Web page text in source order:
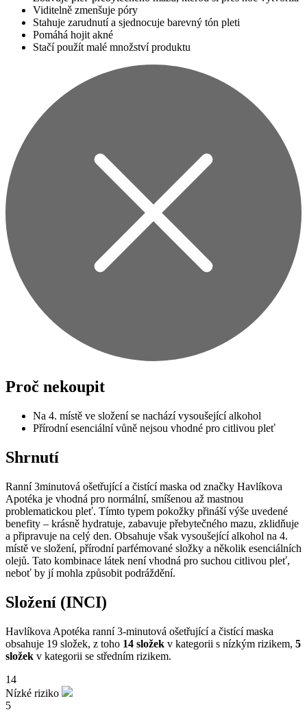
Viditelně zmenšuje póry
Stahuje zarudnutí a sjednocuje barevný tón pleti
Pomáhá hojit akné
Stačí použít malé množství produktu
Proč nekoupit
Na 4. místě ve složení se nachází vysoušející alkohol
Přírodní esenciální vůně nejsou vhodné pro citlivou pleť
Shrnutí
Ranní 3minutová ošetřující a čistící maska od značky Havlíkova
Apotéka je vhodná pro normální, smíšenou až mastnou
problematickou pleť. Tímto typem pokožky přináší výše uvedené
benefity – krásně hydratuje, zabavuje přebytečného mazu, zklidňuje
a připravuje na celý den. Obsahuje však vysoušející alkohol na 4.
místě ve složení, přírodní parfémované složky a několik esenciálních
olejů. Tato kombinace látek není vhodná pro suchou citlivou pleť,
neboť by jí mohla způsobit podráždění.
Složení (INCI)
Havlíkova Apotéka ranní 3-minutová ošetřující a čistící maska
obsahuje 19 složek, z toho 14 složek v kategorii s nízkým rizikem, 5
složek v kategorii se středním rizikem.
14
Nízké riziko
5